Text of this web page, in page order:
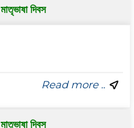
দিবস
Read more ..
দিবস